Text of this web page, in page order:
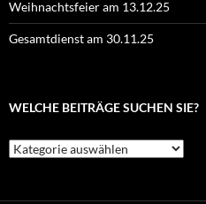
Weihnachtsfeier am 13.12.25
Gesamtdienst am 30.11.25
WELCHE BEITRÄGE SUCHEN SIE?
Welche
Beiträge